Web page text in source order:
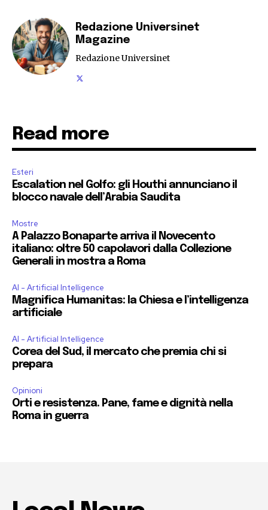
Redazione Universinet
Magazine
Redazione Universinet
Read more
Esteri
Escalation nel Golfo: gli Houthi annunciano il
blocco navale dell’Arabia Saudita
Mostre
A Palazzo Bonaparte arriva il Novecento
italiano: oltre 50 capolavori dalla Collezione
Generali in mostra a Roma
AI - Artificial Intelligence
Magnifica Humanitas: la Chiesa e l’intelligenza
artificiale
AI - Artificial Intelligence
Corea del Sud, il mercato che premia chi si
prepara
Opinioni
Orti e resistenza. Pane, fame e dignità nella
Roma in guerra